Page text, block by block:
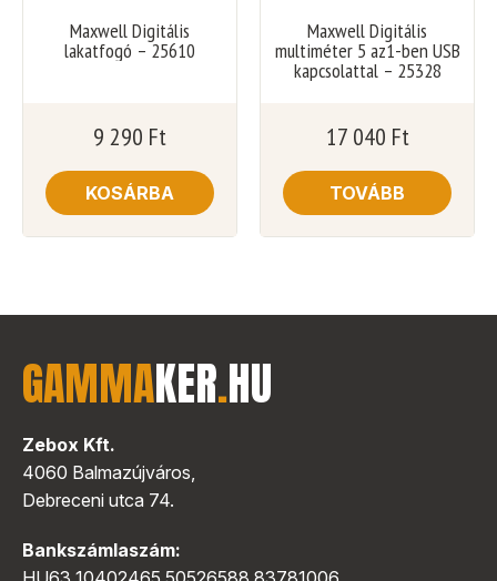
Maxwell Digitális
lakatfogó – 25610
9 290 Ft
KOSÁRBA
Maxwell Digitális
multiméter 5 az1-ben USB
kapcsolattal – 25328
17 040 Ft
TOVÁBB
GAMMAKER.HU
Zebox Kft.
4060 Balmazújváros,
Debreceni utca 74.
Bankszámlaszám: